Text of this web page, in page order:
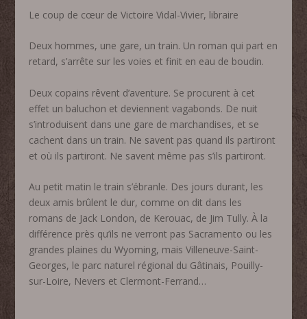
Le coup de cœur de Victoire Vidal-Vivier, libraire
Deux hommes, une gare, un train. Un roman qui part en
retard, s’arrête sur les voies et finit en eau de boudin.
Deux copains rêvent d’aventure. Se procurent à cet
effet un baluchon et deviennent vagabonds. De nuit
s’introduisent dans une gare de marchandises, et se
cachent dans un train. Ne savent pas quand ils partiront
et où ils partiront. Ne savent même pas s’ils partiront.
Au petit matin le train s’ébranle. Des jours durant, les
deux amis brûlent le dur, comme on dit dans les
romans de Jack London, de Kerouac, de Jim Tully. À la
différence près qu’ils ne verront pas Sacramento ou les
grandes plaines du Wyoming, mais Villeneuve-Saint-
Georges, le parc naturel régional du Gâtinais, Pouilly-
sur-Loire, Nevers et Clermont-Ferrand…